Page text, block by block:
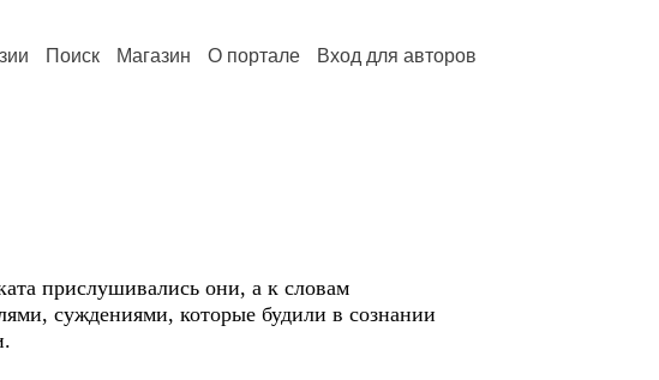
Поиск Магазин О портале Вход для авторов
прислушивались они, а к словам
суждениями, которые будили в сознании